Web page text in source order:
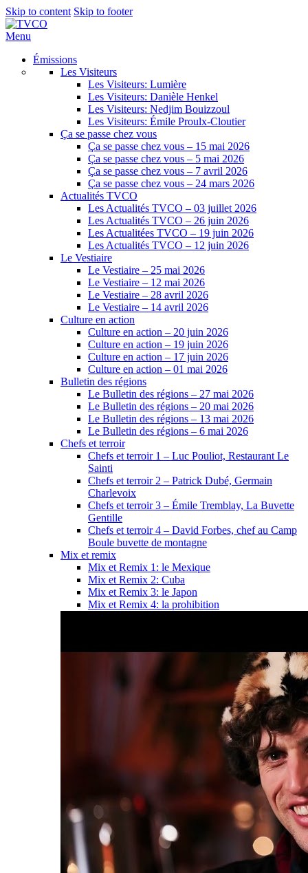
Skip to content Skip to footer
Menu
Émissions
Les Visiteurs
Les Visiteurs: Lumière
Les Visiteurs: Danièle Henkel
Les Visiteurs: Nedjim Bouizzoul
Les Visiteurs: Émile Proulx-Cloutier
Ça se passe chez vous
Ça se passe chez vous – 15 mai 2026
Ça se passe chez vous – 5 mai 2026
Ça se passe chez vous – 7 avril 2026
Ça se passe chez vous – 24 mars 2026
Actualités TVCO
Les Actualités TVCO – 03 juillet 2026
Les Actualités TVCO – 26 juin 2026
Les Actualitées TVCO – 19 juin 2026
Les Actualités TVCO – 12 juin 2026
Le Vestiaire
Le Vestiaire – 25 mai 2026
Le Vestiaire – 12 mai 2026
Le Vestiaire – 28 avril 2026
Le Vestiaire – 14 avril 2026
Culture en action
Culture en action – 20 juin 2026
Culture en action – 19 juin 2026
Culture en action – 17 juin 2026
Culture en action – 01 mai 2026
Bulletin des régions
Le Bulletin des régions – 27 mai 2026
Le Bulletin des régions – 20 mai 2026
Le Bulletin des régions – 13 mai 2026
Le Bulletin des régions – 6 mai 2026
Chefs et terroir
Chefs et terroir 1 – Luc Pouliot, Restaurant Le
Sainti
Chefs et terroir 2 – Patrick Dubé, Germain
Charlevoix
Chefs et terroir 3 – Émile Tremblay, La Buvette
Gentille
Chefs et terroir 4 – David Forbes, chef au Camp
Boule buvette de montagne
Mix et remix
Mix et Remix 1: le Mexique
Mix et Remix 2: Cuba
Mix et Remix 3: le Japon
Mix et Remix 4: la prohibition